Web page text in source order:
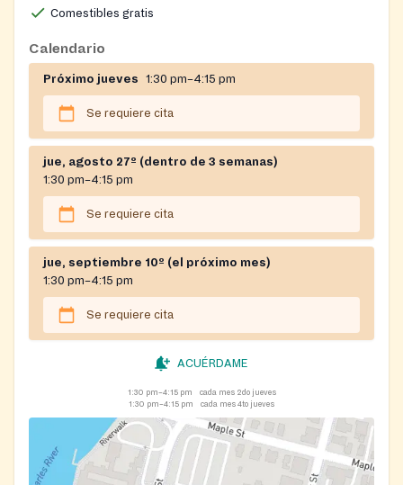
date. Walk-ins are welcome from 4:30 pm – 5:00 pm.
Registration on website required
Comestibles gratis
Calendario
Próximo jueves 1:30 pm–4:15 pm
Se requiere cita
jue, agosto 27º (dentro de 3 semanas)
1:30 pm–4:15 pm
Se requiere cita
jue, septiembre 10º (el próximo mes)
1:30 pm–4:15 pm
Se requiere cita
ACUÉRDAME
1:30 pm–4:15 pm
cada mes 2do jueves
1:30 pm–4:15 pm
cada mes 4to jueves